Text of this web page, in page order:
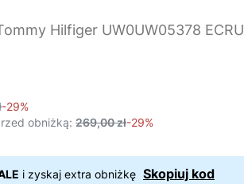
Hilfiger UW0UW05378 ECRU
-29%
obniżką: 269,00 zł-29%
i zyskaj extra obniżkę Skopiuj kod